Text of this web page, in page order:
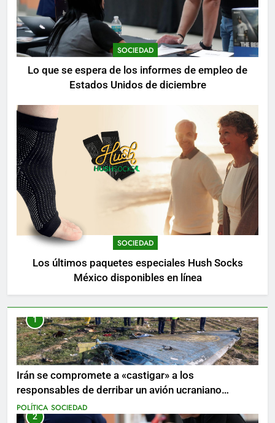
SOCIEDAD
Lo que se espera de los informes de empleo de
Estados Unidos de diciembre
SOCIEDAD
Los últimos paquetes especiales Hush Socks
México disponibles en línea
1
Irán se compromete a «castigar» a los
responsables de derribar un avión ucraniano
mientras se realizan arrestos
POLÍTICA SOCIEDAD
2